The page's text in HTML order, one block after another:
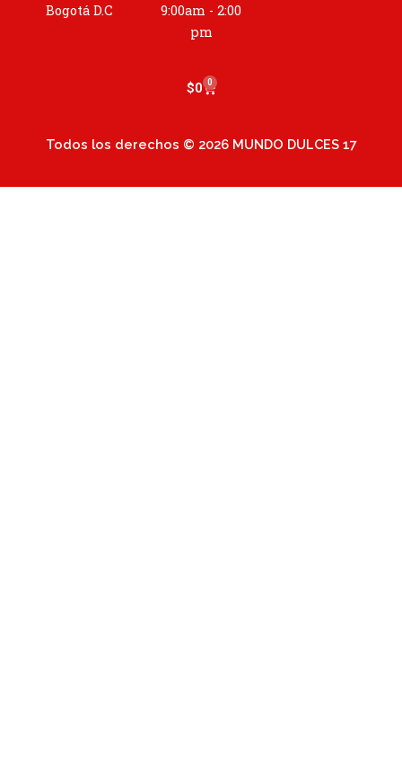
Bogotá D.C
9:00am - 2:00
pm
$0 0
Cart
Todos los derechos © 2026 MUNDO DULCES 17